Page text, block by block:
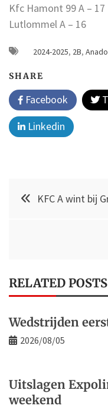
Kfc Hamont 99 A – 17
Lutlommel A – 16
2024-2025, 2B,
SHARE
Facebook
Linkedin
Post KFC A wint bij
RELATED POSTS
Wedstrijden
2026/08/05
Uitslagen
weekend